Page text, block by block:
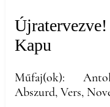
Kapu
Műfaj(ok):
Abszurd, Vers,